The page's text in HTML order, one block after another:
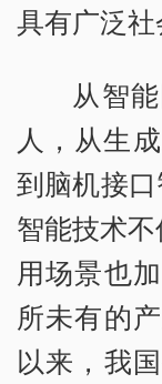
具有广泛社
从智
人，从生
到脑机接
智能技术
用场景也
所未有的
以来，我